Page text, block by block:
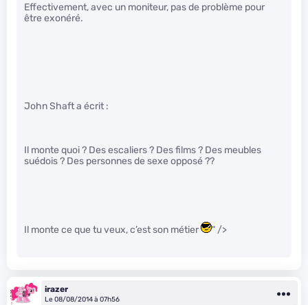
Effectivement, avec un moniteur, pas de problème pour
être exonéré.
John Shaft a écrit :
Il monte quoi ? Des escaliers ? Des films ? Des meubles
suédois ? Des personnes de sexe opposé ??
Il monte ce que tu veux, c’est son métier " />
irazer
Le 08/08/2014 à 07h56